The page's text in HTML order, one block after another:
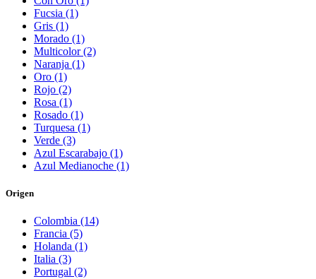
Fucsia (1)
Gris (1)
Morado (1)
Multicolor (2)
Naranja (1)
Oro (1)
Rojo (2)
Rosa (1)
Rosado (1)
Turquesa (1)
Verde (3)
Azul Escarabajo (1)
Azul Medianoche (1)
Origen
Colombia (14)
Francia (5)
Holanda (1)
Italia (3)
Portugal (2)